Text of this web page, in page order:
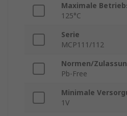
Maximale
125°C
Serie
MCP111/112
Normen/
Pb-Free
Minimale
1V